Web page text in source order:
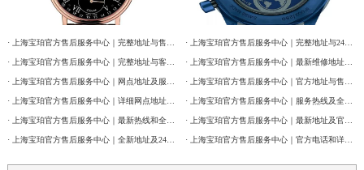
· 上海宝珀官方售后服务中心｜完整地址与客服电话权威信息公告（2026年7月最新）
· 上海宝珀官方售后服务中心｜详细网点地址及热线权威信息公告（2026年7月最新）
· 上海宝珀官方售后服务中心｜最新热线和全部维修地址权威信息公告（2026年7月最新）
· 上海宝珀官方售后服务中心｜全新地址及24小时服务电话权威信息公告（2026年7月最新）